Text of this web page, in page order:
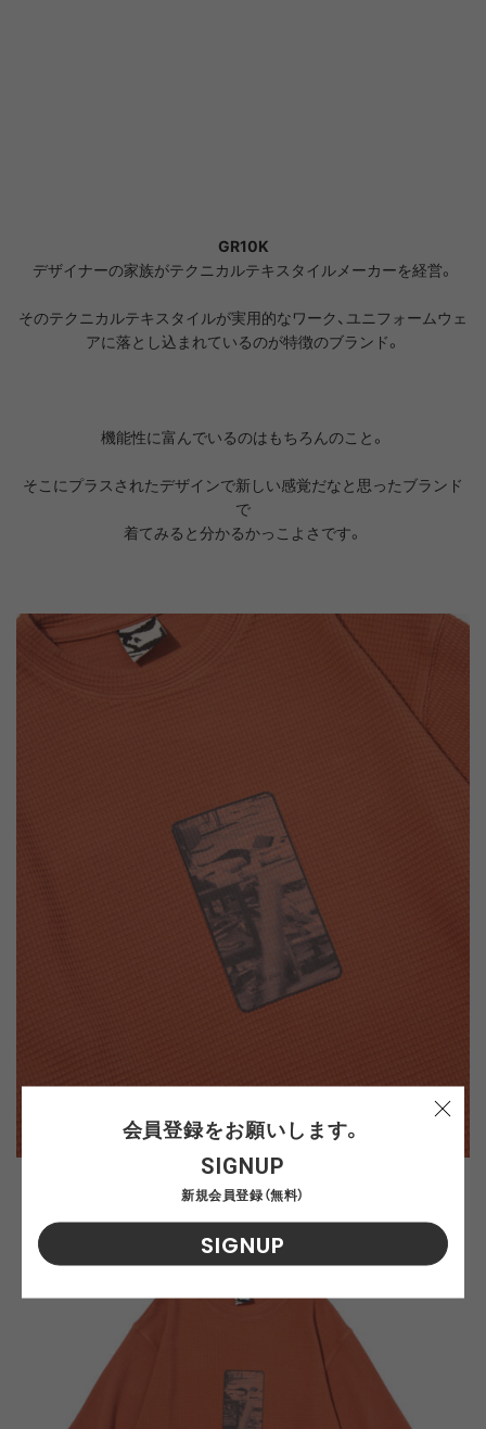
GR10K
デザイナーの家族がテクニカルテキスタイルメーカーを経営。
そのテクニカルテキスタイルが実用的なワーク、ユニフォームウェ
アに落とし込まれているのが特徴のブランド。
機能性に富んでいるのはもちろんのこと。
そこにプラスされたデザインで新しい感覚だなと思ったブランド
で
着てみると分かるかっこよさです。
会員登録をお願いします。
SIGNUP
新規会員登録（無料）
SIGNUP